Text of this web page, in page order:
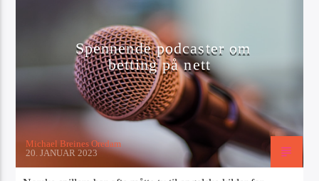
Radio Tango
Spennende podcaster om
betting på nett
Michael Breines Oredam
20. JANUAR 2023